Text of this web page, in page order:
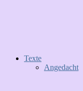
Texte
Angedacht